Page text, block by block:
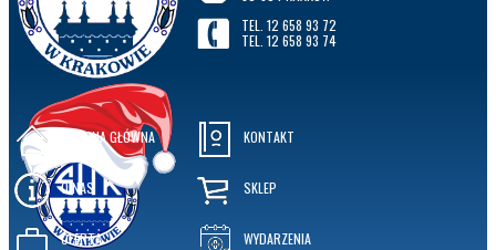
TEL. 12 658 93 72
TEL. 12 658 93 74
STRONA GŁÓWNA
O NAS
OFERTA
KONTAKT
SKLEP
WYDARZENIA